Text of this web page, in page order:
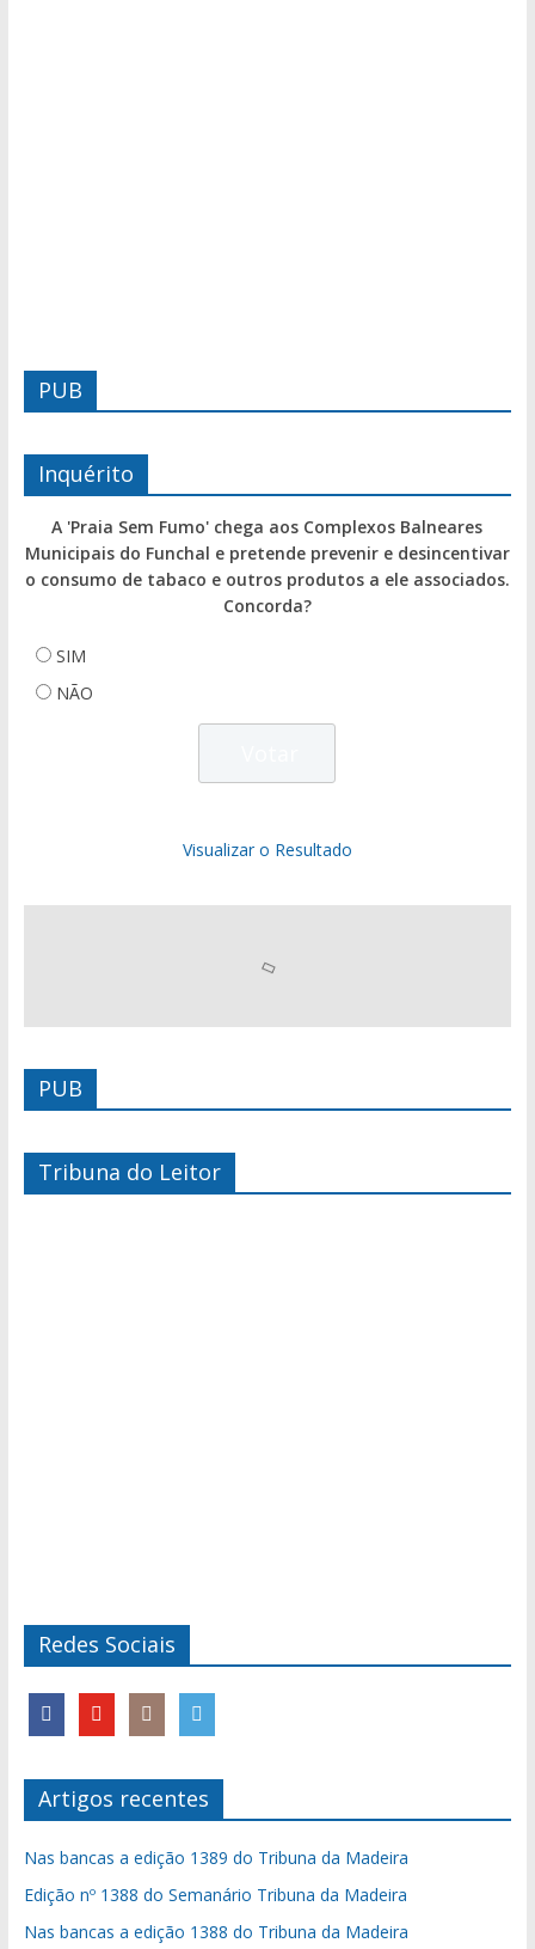
PUB
Inquérito
A 'Praia Sem Fumo' chega aos Complexos Balneares
Municipais do Funchal e pretende prevenir e desincentivar
o consumo de tabaco e outros produtos a ele associados.
Concorda?
SIM
NÃO
Visualizar o Resultado
PUB
Tribuna do Leitor
Redes Sociais
Artigos recentes
Nas bancas a edição 1389 do Tribuna da Madeira
Edição nº 1388 do Semanário Tribuna da Madeira
Nas bancas a edição 1388 do Tribuna da Madeira